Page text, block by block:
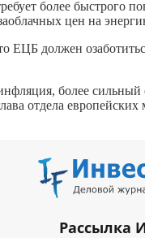
более
цен на
ЕЦБ должен
более
отдела
Рассылка